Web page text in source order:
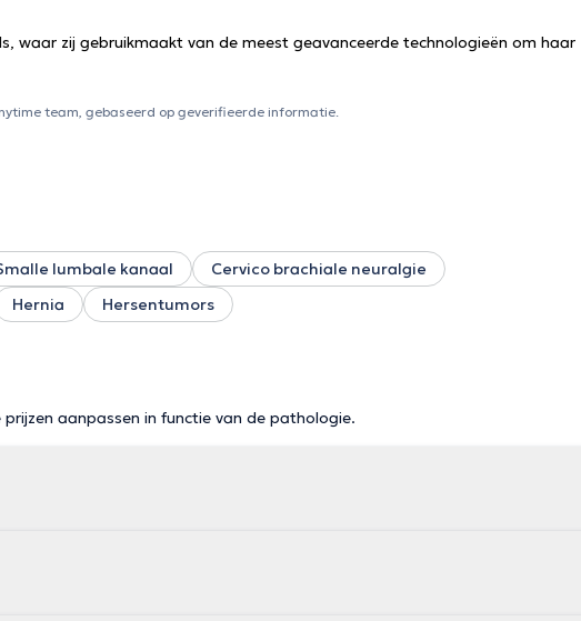
waar zij gebruikmaakt van de meest geavanceerde technologieën om haar
team, gebaseerd op geverifieerde informatie.
lumbale kanaal
Cervico brachiale neuralgie
Hernia
Hersentumors
aanpassen in functie van de pathologie.